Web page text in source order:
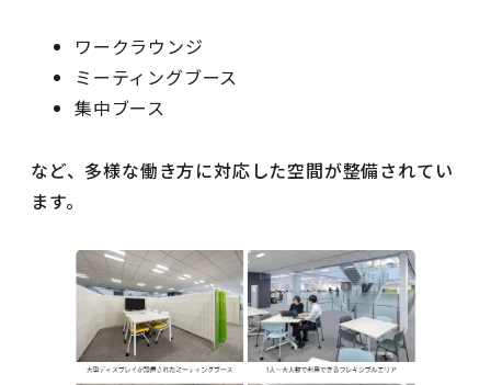
ワークラウンジ
ミーティングブース
集中ブース
など、多様な働き方に対応した空間が整備されてい
ます。